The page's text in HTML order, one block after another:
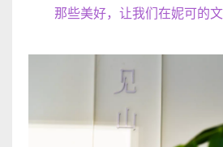
那些美好，让我们在妮可的